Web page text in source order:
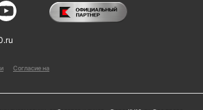
Согласие на